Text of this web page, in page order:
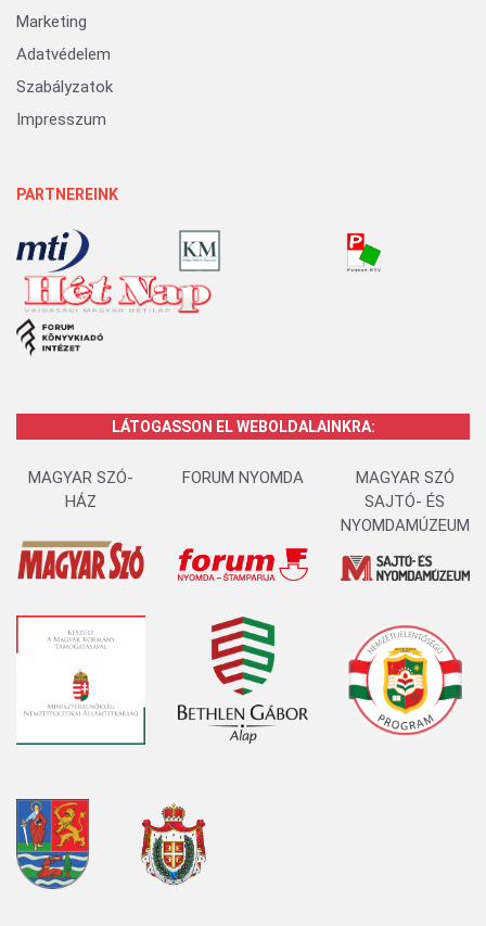
Marketing
Adatvédelem
Szabályzatok
Impresszum
PARTNEREINK
LÁTOGASSON EL WEBOLDALAINKRA:
MAGYAR SZÓ-
HÁZ
FORUM NYOMDA
MAGYAR SZÓ
SAJTÓ- ÉS
NYOMDAMÚZEUM